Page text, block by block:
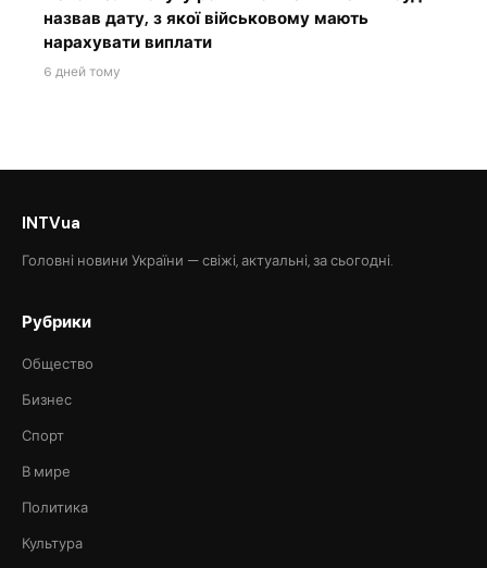
назвав дату, з якої військовому мають
нарахувати виплати
6 дней тому
INTVua
Головні новини України — свіжі, актуальні, за сьогодні.
Рубрики
Общество
Бизнес
Спорт
В мире
Политика
Культура